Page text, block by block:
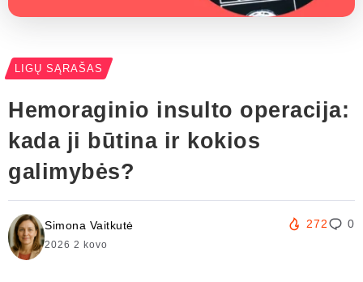
LIGŲ SĄRAŠAS
Hemoraginio insulto operacija:
kada ji būtina ir kokios
galimybės?
Simona Vaitkutė
2026 2 kovo
272 0